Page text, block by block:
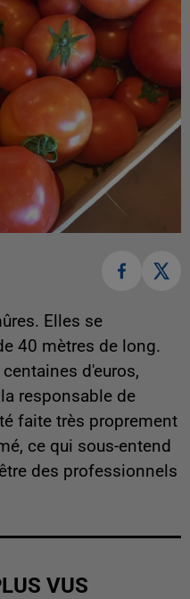
Elles se
40 mètres de long.
d'euros,
responsable de
faite très proprement
ce qui sous-entend
des professionnels
VUS